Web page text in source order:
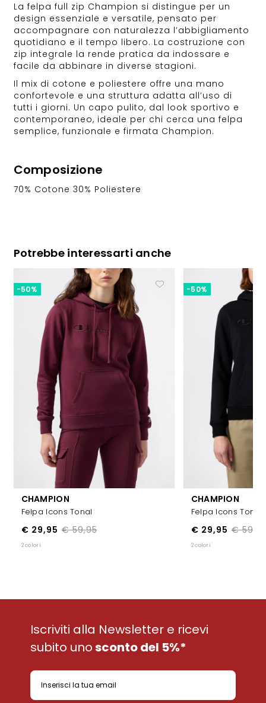
La felpa full zip Champion si distingue per un
design essenziale e versatile, pensato per
accompagnare con naturalezza l’abbigliamento
quotidiano e il tempo libero. La costruzione con
zip integrale la rende pratica da indossare e
facile da abbinare in diverse stagioni.
Il mix di cotone e poliestere offre una mano
confortevole e una struttura adatta all’uso di
tutti i giorni. Un capo pulito, dal look sportivo e
contemporaneo, ideale per chi cerca una felpa
semplice, funzionale e firmata Champion.
Composizione
70% Cotone 30% Poliestere
Potrebbe interessarti anche
CHAMPION
Felpa Icons Tonal
€ 59,95
€ 29,95
-50%
2 colori
CHAMPION
Felpa Icons Tonal
€
€ 29,95
-50%
2 colori
Iscriviti alla Newsletter e ricevi
subito unosconto del 5%*